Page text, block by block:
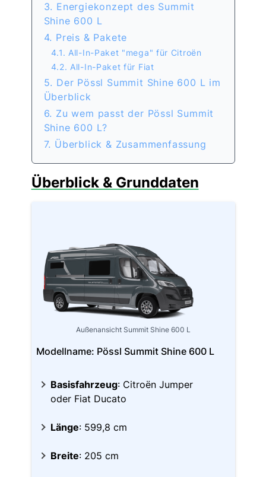
3. Energiekonzept des Summit
Shine 600 L
4. Preis & Pakete
4.1. All-In-Paket "mega" für Citroën
4.2. All-In-Paket für Fiat
5. Der Pössl Summit Shine 600 L im
Überblick
6. Zu wem passt der Pössl Summit
Shine 600 L?
7. Überblick & Zusammenfassung
Überblick & Grunddaten
Außenansicht Summit Shine 600 L
Modellname: Pössl Summit Shine 600 L
Basisfahrzeug: Citroën Jumper
oder Fiat Ducato
Länge: 599,8 cm
Breite: 205 cm